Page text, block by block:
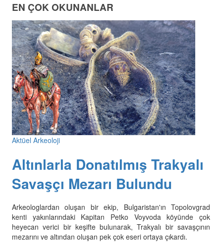
EN ÇOK OKUNANLAR
Aktüel Arkeoloji
Altınlarla Donatılmış Trakyalı
Savaşçı Mezarı Bulundu
Arkeologlardan oluşan bir ekip, Bulgaristan'ın Topolovgrad
kenti yakınlarındaki Kapitan Petko Voyvoda köyünde çok
heyecan verici bir keşifte bulunarak, Trakyalı bir savaşçının
mezarını ve altından oluşan pek çok eseri ortaya çıkardı.